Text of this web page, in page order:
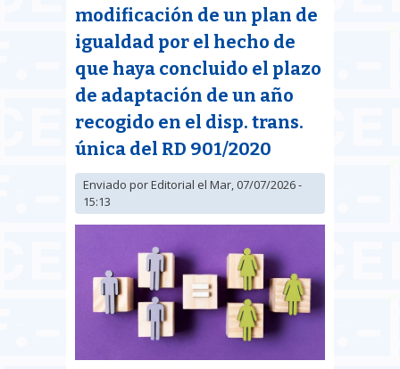
modificación de un plan de
igualdad por el hecho de
que haya concluido el plazo
de adaptación de un año
recogido en el disp. trans.
única del RD 901/2020
Enviado porEditorial el Mar, 07/07/2026 -
15:13